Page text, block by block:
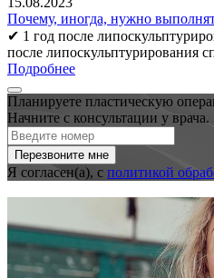
Почему, иногда, нужно
✔ 1 год после
после липоскульптурирования
Подробнее
Планируете пластическую
Начните с консультации у врача.
Я согласен(а), с политикой